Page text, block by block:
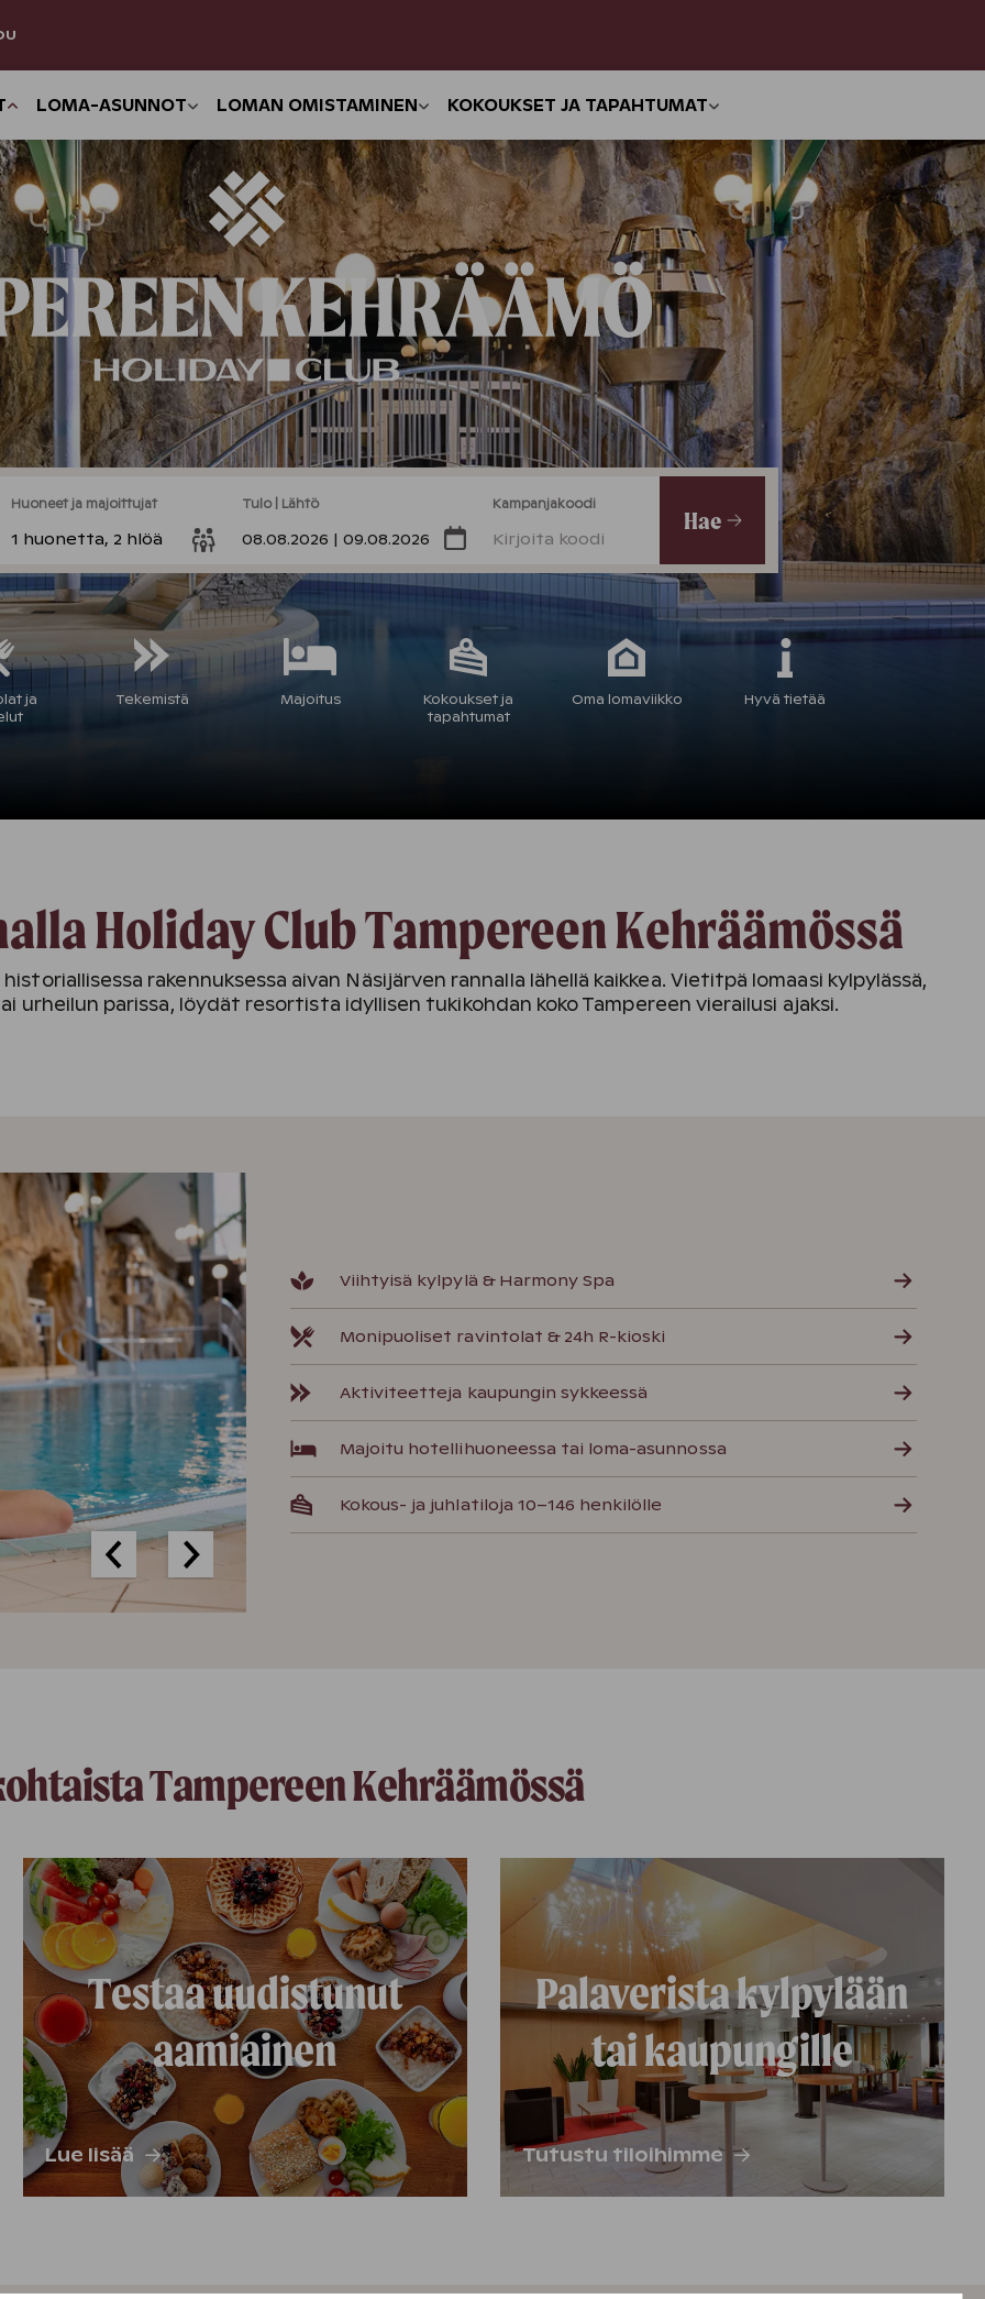
LOMA-ASUNNOT LOMAN OMISTAMINEN KOKOUKSET JA TAPAHTUMAT
Huoneet ja majoittujat
1 huonetta, 2 hlöä
Tulo | Lähtö
08.08.2026 | 09.08.2026
Kampanjakoodi
Kirjoita koodi
Hae
ja
Tekemistä Majoitus
Kokoukset ja
tapahtumat
Oma lomaviikko Hyvä tietää
Holiday Club Tampereen Kehräämössä
rakennuksessa aivan Näsijärven rannalla lähellä kaikkea. Vietitpä lomaasi kylpylässä,
urheilun parissa, löydät resortista idyllisen tukikohdan koko Tampereen vierailusi ajaksi.
Viihtyisä kylpylä & Harmony Spa
Monipuoliset ravintolat & 24h R-kioski
Aktiviteetteja kaupungin sykkeessä
Majoitu hotellihuoneessa tai loma-asunnossa
Kokous- ja juhlatiloja 10–146 henkilölle
Tampereen Kehräämössä
Testaa uudistunut
aamiainen
Lue lisää
Palaverista kylpylään
tai kaupungille
Tutustu tiloihimme